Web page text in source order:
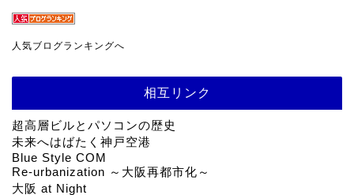
人気ブログランキングへ
相互リンク
超高層ビルとパソコンの歴史
未来へはばたく神戸空港
Blue Style COM
Re-urbanization ～大阪再都市化～
大阪 at Night